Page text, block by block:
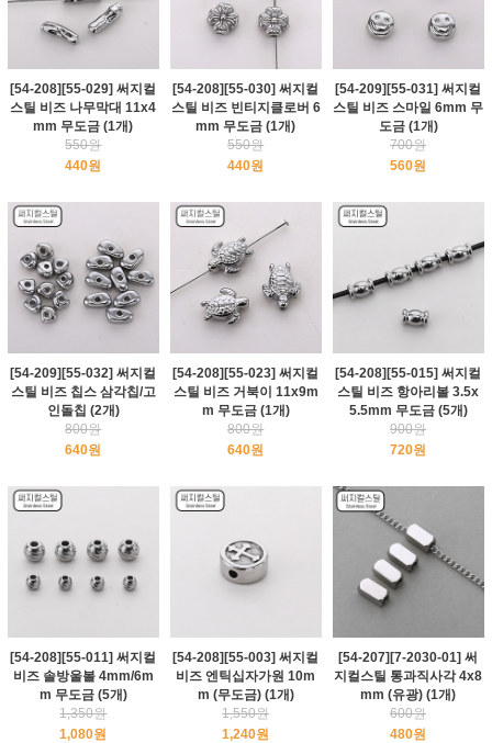
[54-208][55-029] 써지컬
스틸 비즈 나무막대 11x4
mm 무도금 (1개)
550원
440원
[54-208][55-030] 써지컬
스틸 비즈 빈티지클로버 6
mm 무도금 (1개)
550원
440원
[54-209][55-031] 써지컬
스틸 비즈 스마일 6mm 무
도금 (1개)
700원
560원
[54-209][55-032] 써지컬
스틸 비즈 칩스 삼각칩/고
인돌칩 (2개)
800원
640원
[54-208][55-023] 써지컬
스틸 비즈 거북이 11x9m
m 무도금 (1개)
800원
640원
[54-208][55-015] 써지컬
스틸 비즈 항아리볼 3.5x
5.5mm 무도금 (5개)
900원
720원
[54-208][55-011] 써지컬
비즈 솔방울볼 4mm/6m
m 무도금 (5개)
1,350원
1,080원
[54-208][55-003] 써지컬
비즈 엔틱십자가원 10m
m (무도금) (1개)
1,550원
1,240원
[54-207][7-2030-01] 써
지컬스틸 통과직사각 4x8
mm (유광) (1개)
600원
480원